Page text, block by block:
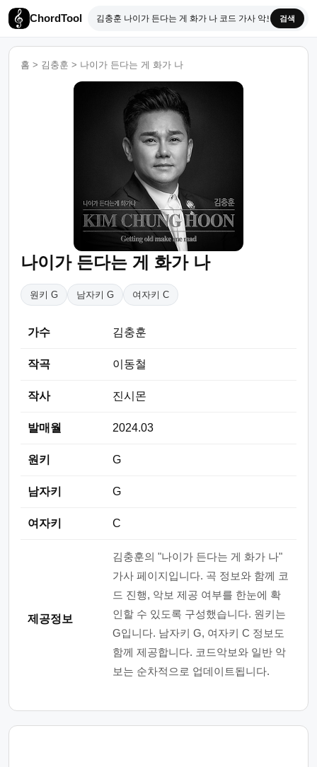
ChordTool 검색
홈 > 김충훈 > 나이가 든다는 게 화가 나
나이가 든다는 게 화가 나
원키 G 남자키 G 여자키 C
가수 김충훈
작곡 이동철
작사 진시몬
발매월 2024.03
원키 G
남자키 G
여자키 C
제공정보
김충훈의 "나이가 든다는 게 화가 나"
가사 페이지입니다. 곡 정보와 함께 코
드 진행, 악보 제공 여부를 한눈에 확
인할 수 있도록 구성했습니다. 원키는
G입니다. 남자키 G, 여자키 C 정보도
함께 제공합니다. 코드악보와 일반 악
보는 순차적으로 업데이트됩니다.